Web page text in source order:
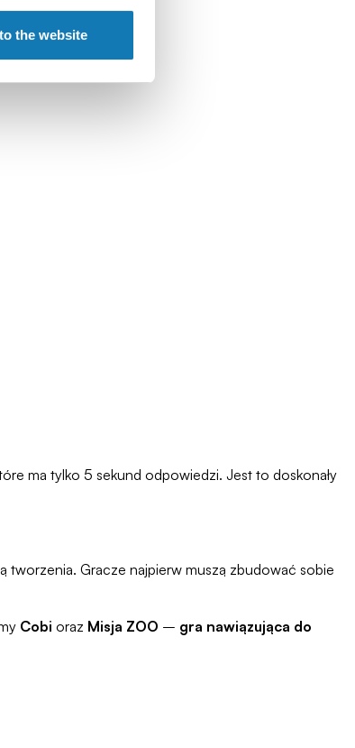
the website
ma tylko 5 sekund odpowiedzi. Jest to doskonały
tworzenia. Gracze najpierw muszą zbudować sobie
Cobi oraz Misja ZOO – gra nawiązująca do